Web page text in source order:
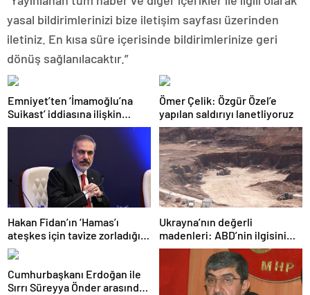
yasal bildirimlerinizi bize iletişim sayfası üzerinden
iletiniz. En kısa süre içerisinde bildirimlerinize geri
dönüş sağlanılacaktır.”
Emniyet’ten ‘İmamoğlu’na
Suikast’ iddiasına ilişkin
açıklama
Ömer Çelik: Özgür Özel’e
yapılan saldırıyı lanetliyoruz
Hakan Fidan’ın ‘Hamas’ı
ateşkes için tavize zorladığı’
iddiasına yalanlama
Ukrayna’nın değerli
madenleri: ABD’nin ilgisini
çeken kritik kaynaklar
Cumhurbaşkanı Erdoğan ile
Sırrı Süreyya Önder arasında